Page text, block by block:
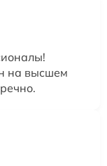
на высшем